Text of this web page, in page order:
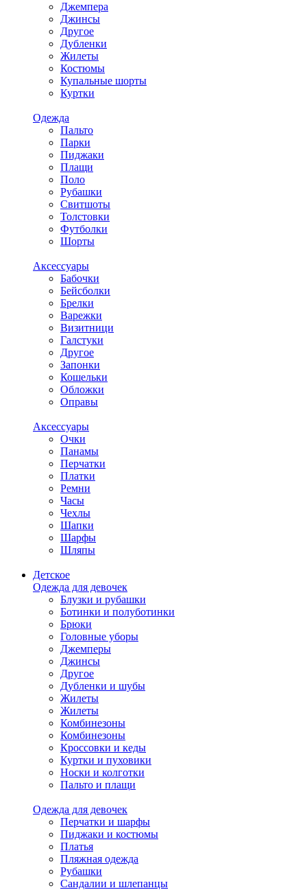
Джемпера
Джинсы
Другое
Дубленки
Жилеты
Костюмы
Купальные шорты
Куртки
Одежда
Пальто
Парки
Пиджаки
Плащи
Поло
Рубашки
Свитшоты
Толстовки
Футболки
Шорты
Аксессуары
Бабочки
Бейсболки
Брелки
Варежки
Визитници
Галстуки
Другое
Запонки
Кошельки
Обложки
Оправы
Аксессуары
Очки
Панамы
Перчатки
Платки
Ремни
Часы
Чехлы
Шапки
Шарфы
Шляпы
Детское
Одежда для девочек
Блузки и рубашки
Ботинки и полуботинки
Брюки
Головные уборы
Джемперы
Джинсы
Другое
Дубленки и шубы
Жилеты
Жилеты
Комбинезоны
Комбинезоны
Кроссовки и кеды
Куртки и пуховики
Носки и колготки
Пальто и плащи
Одежда для девочек
Перчатки и шарфы
Пиджаки и костюмы
Платья
Пляжная одежда
Рубашки
Сандалии и шлепанцы